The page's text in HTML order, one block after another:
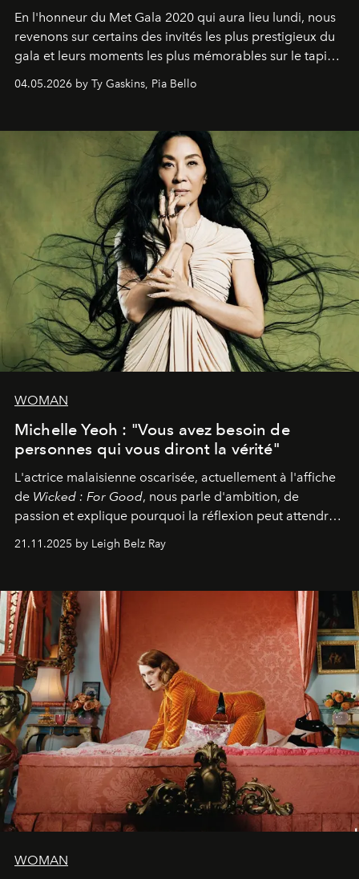
En l'honneur du Met Gala 2020 qui aura lieu lundi, nous
revenons sur certains des invités les plus prestigieux du
gala et leurs moments les plus mémorables sur le tapis
04.05.2026 by Ty Gaskins, Pia Bello
WOMAN
Michelle Yeoh : "Vous avez besoin de
personnes qui vous diront la vérité"
L'actrice malaisienne oscarisée, actuellement à l'affiche
de Wicked : For Good, nous parle d'ambition, de
passion et explique pourquoi la réflexion peut attendre.
Elle avoue :
"C'est libérateur d'interpréter un
personnage qui dit : 'C'est mon désir, mon ambition, ma
21.11.2025 by Leigh Belz Ray
WOMAN